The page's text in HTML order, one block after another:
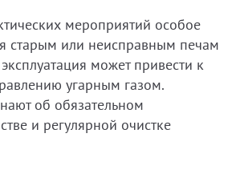
мероприятий особое
старым или неисправным печам
может привести к
угарным газом.
об обязательном
и регулярной очистке